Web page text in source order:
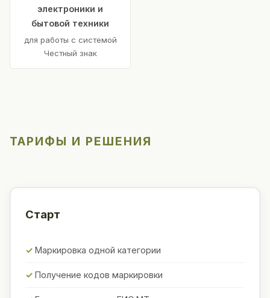
электроники и
бытовой техники
для работы с системой
Честный знак
ТАРИФЫ И РЕШЕНИЯ
Старт
Маркировка одной категории
Получение кодов маркировки